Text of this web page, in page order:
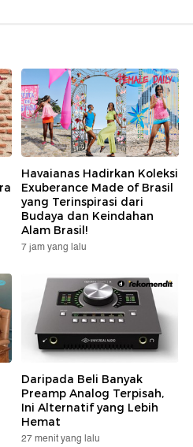
Havaianas Hadirkan Koleksi
Exuberance Made of Brasil
yang Terinspirasi dari
Budaya dan Keindahan
Alam Brasil!
7 jam yang lalu
Daripada Beli Banyak
Preamp Analog Terpisah,
Ini Alternatif yang Lebih
Hemat
27 menit yang lalu